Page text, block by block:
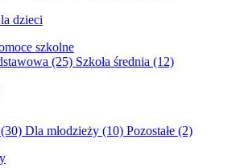
szkolne
(25) Szkoła średnia (12)
(30) Dla młodzieży (10) Pozostałe (2)